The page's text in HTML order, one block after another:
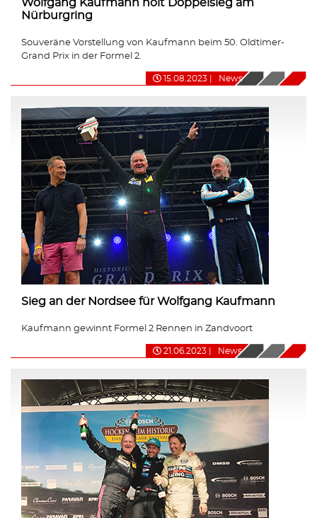
Wolfgang Kaufmann holt Doppelsieg am
Nürburgring
Souveräne Vorstellung von Kaufmann beim 50. Oldtimer-
Grand Prix in der Formel 2.
15.08.2023 News
Sieg an der Nordsee für Wolfgang Kaufmann
Kaufmann gewinnt Formel 2 Rennen in Zandvoort
21.06.2023 News